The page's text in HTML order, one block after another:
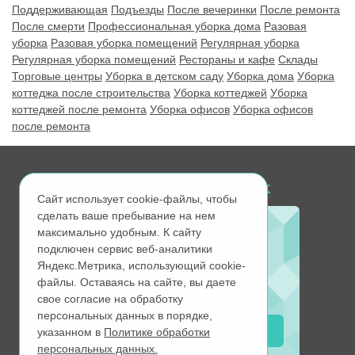
Поддерживающая Подъезды После вечеринки После ремонта
После смерти Профессиональная уборка дома Разовая
уборка Разовая уборка помещений Регулярная уборка
Регулярная уборка помещений Рестораны и кафе Склады
Торговые центры Уборка в детском саду Уборка дома Уборка
коттеджа после строительства Уборка коттеджей Уборка
коттеджей после ремонта Уборка офисов Уборка офисов
после ремонта
Ищите нас в соц. сетях
Вступите в группу VK
и получите
скидку 5%
Вступить
Сайт использует cookie-файлы, чтобы
сделать ваше пребывание на нем
максимально удобным. К cайту
подключен сервис веб-аналитики
Яндекс.Метрика, использующий cookie-
файлы. Оставаясь на сайте, вы даете
свое согласие на обработку
персональных данных в порядке,
указанном в Политике обработки
персональных данных.